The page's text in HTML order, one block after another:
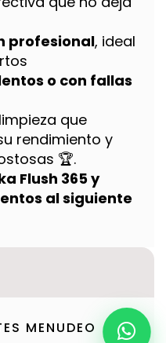
profesional, ideal
o con fallas
que
rendimiento y
🏆.
Flush 365 y
al siguiente
MENUDEO